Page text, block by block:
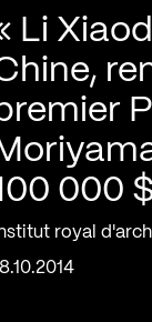
Li
000
royal
18.10.2014